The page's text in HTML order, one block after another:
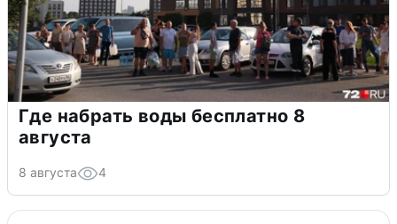
Где набрать воды бесплатно 8
августа
8 августа 4